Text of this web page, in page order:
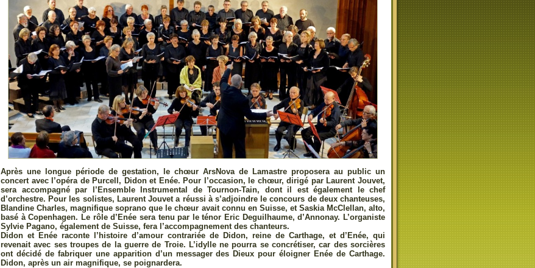
Après une longue période de gestation, le chœur ArsNova de Lamastre proposera au public un
concert avec l’opéra de Purcell, Didon et Enée. Pour l’occasion, le chœur, dirigé par Laurent Jouvet,
sera accompagné par l’Ensemble Instrumental de Tournon-Tain, dont il est également le chef
d’orchestre. Pour les solistes, Laurent Jouvet a réussi à s’adjoindre le concours de deux chanteuses,
Blandine Charles, magnifique soprano que le chœur avait connu en Suisse, et Saskia McClellan, alto,
basé à Copenhagen. Le rôle d’Enée sera tenu par le ténor Eric Deguilhaume, d’Annonay. L’organiste
Sylvie Pagano, également de Suisse, fera l’accompagnement des chanteurs.
Didon et Enée raconte l’histoire d’amour contrariée de Didon, reine de Carthage, et d’Enée, qui
revenait avec ses troupes de la guerre de Troie. L’idylle ne pourra se concrétiser, car des sorcières
ont décidé de fabriquer une apparition d’un messager des Dieux pour éloigner Enée de Carthage.
Didon, après un air magnifique, se poignardera.